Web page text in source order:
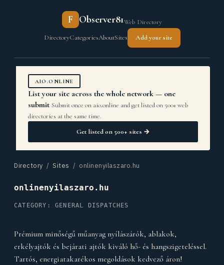
F Observer81Web Directory
DirectoryCategoriesAboutSites Add your site
AIO.ONLINE
List your site across the whole network — one
submit Submit once on aio.online and get listed on 500+ web
directories at the same time.
Get listed on 500+ sites →
Directory / Sites / onlinenyilaszaro.hu
onlinenyilaszaro.hu
CATEGORY: GENERAL DISPATCHES
Prémium minőségű műanyag nyílászárók, ablakok,
erkélyajtók és bejárati ajtók kiváló hő- és hangszigeteléssel.
Tartós, energiatakarékos megoldások kedvező áron!